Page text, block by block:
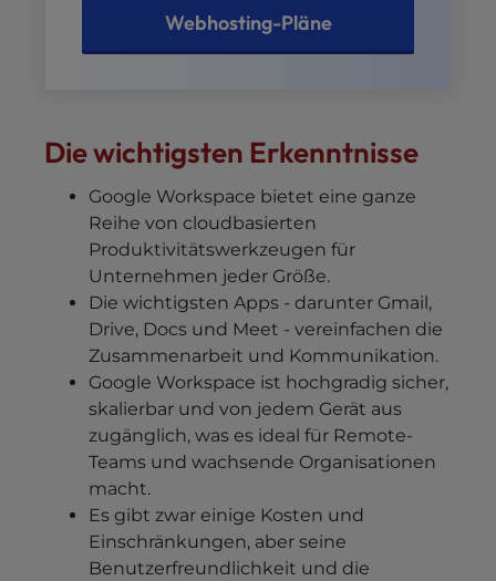
Webhosting-Pläne
Die wichtigsten Erkenntnisse
Google Workspace bietet eine ganze
Reihe von cloudbasierten
Produktivitätswerkzeugen für
Unternehmen jeder Größe.
Die wichtigsten Apps - darunter Gmail,
Drive, Docs und Meet - vereinfachen die
Zusammenarbeit und Kommunikation.
Google Workspace ist hochgradig sicher,
skalierbar und von jedem Gerät aus
zugänglich, was es ideal für Remote-
Teams und wachsende Organisationen
macht.
Es gibt zwar einige Kosten und
Einschränkungen, aber seine
Benutzerfreundlichkeit und die